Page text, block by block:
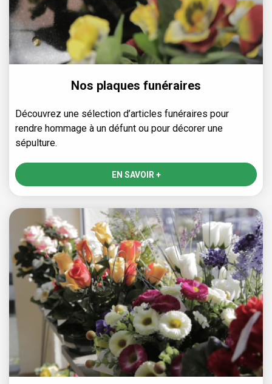
Nos plaques funéraires
Découvrez une sélection d’articles funéraires pour
rendre hommage à un défunt ou pour décorer une
sépulture.
EN SAVOIR +